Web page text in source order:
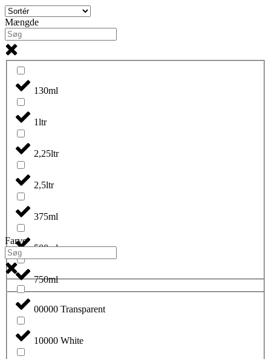
Mængde
130ml
1ltr
2,25ltr
2,5ltr
375ml
500ml
750ml
Farve
00000 Transparent
10000 White